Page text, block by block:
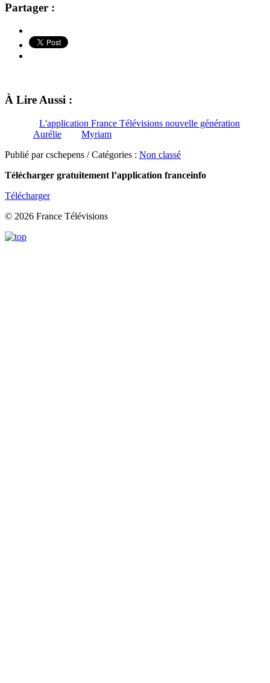
Partager :
À Lire Aussi :
L'application France Télévisions nouvelle génération
Aurélie
Myriam
Publié par cschepens / Catégories : Non classé
Télécharger gratuitement l’application franceinfo
Télécharger
© 2026 France Télévisions